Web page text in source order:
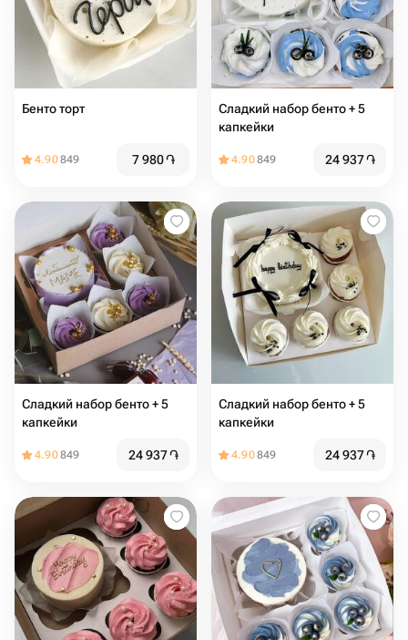
Бенто торт
4.90849 7 980֏
Сладкий набор бенто + 5
капкейки
4.90849 24 937֏
Сладкий набор бенто + 5
капкейки
4.90849 24 937֏
Сладкий набор бенто + 5
капкейки
4.90849 24 937֏